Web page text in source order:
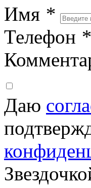
Имя *
Телефон *
Даю